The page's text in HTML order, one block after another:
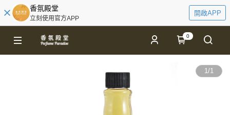
香氛殿堂
立刻使用官方APP
開啟APP
0
1/1